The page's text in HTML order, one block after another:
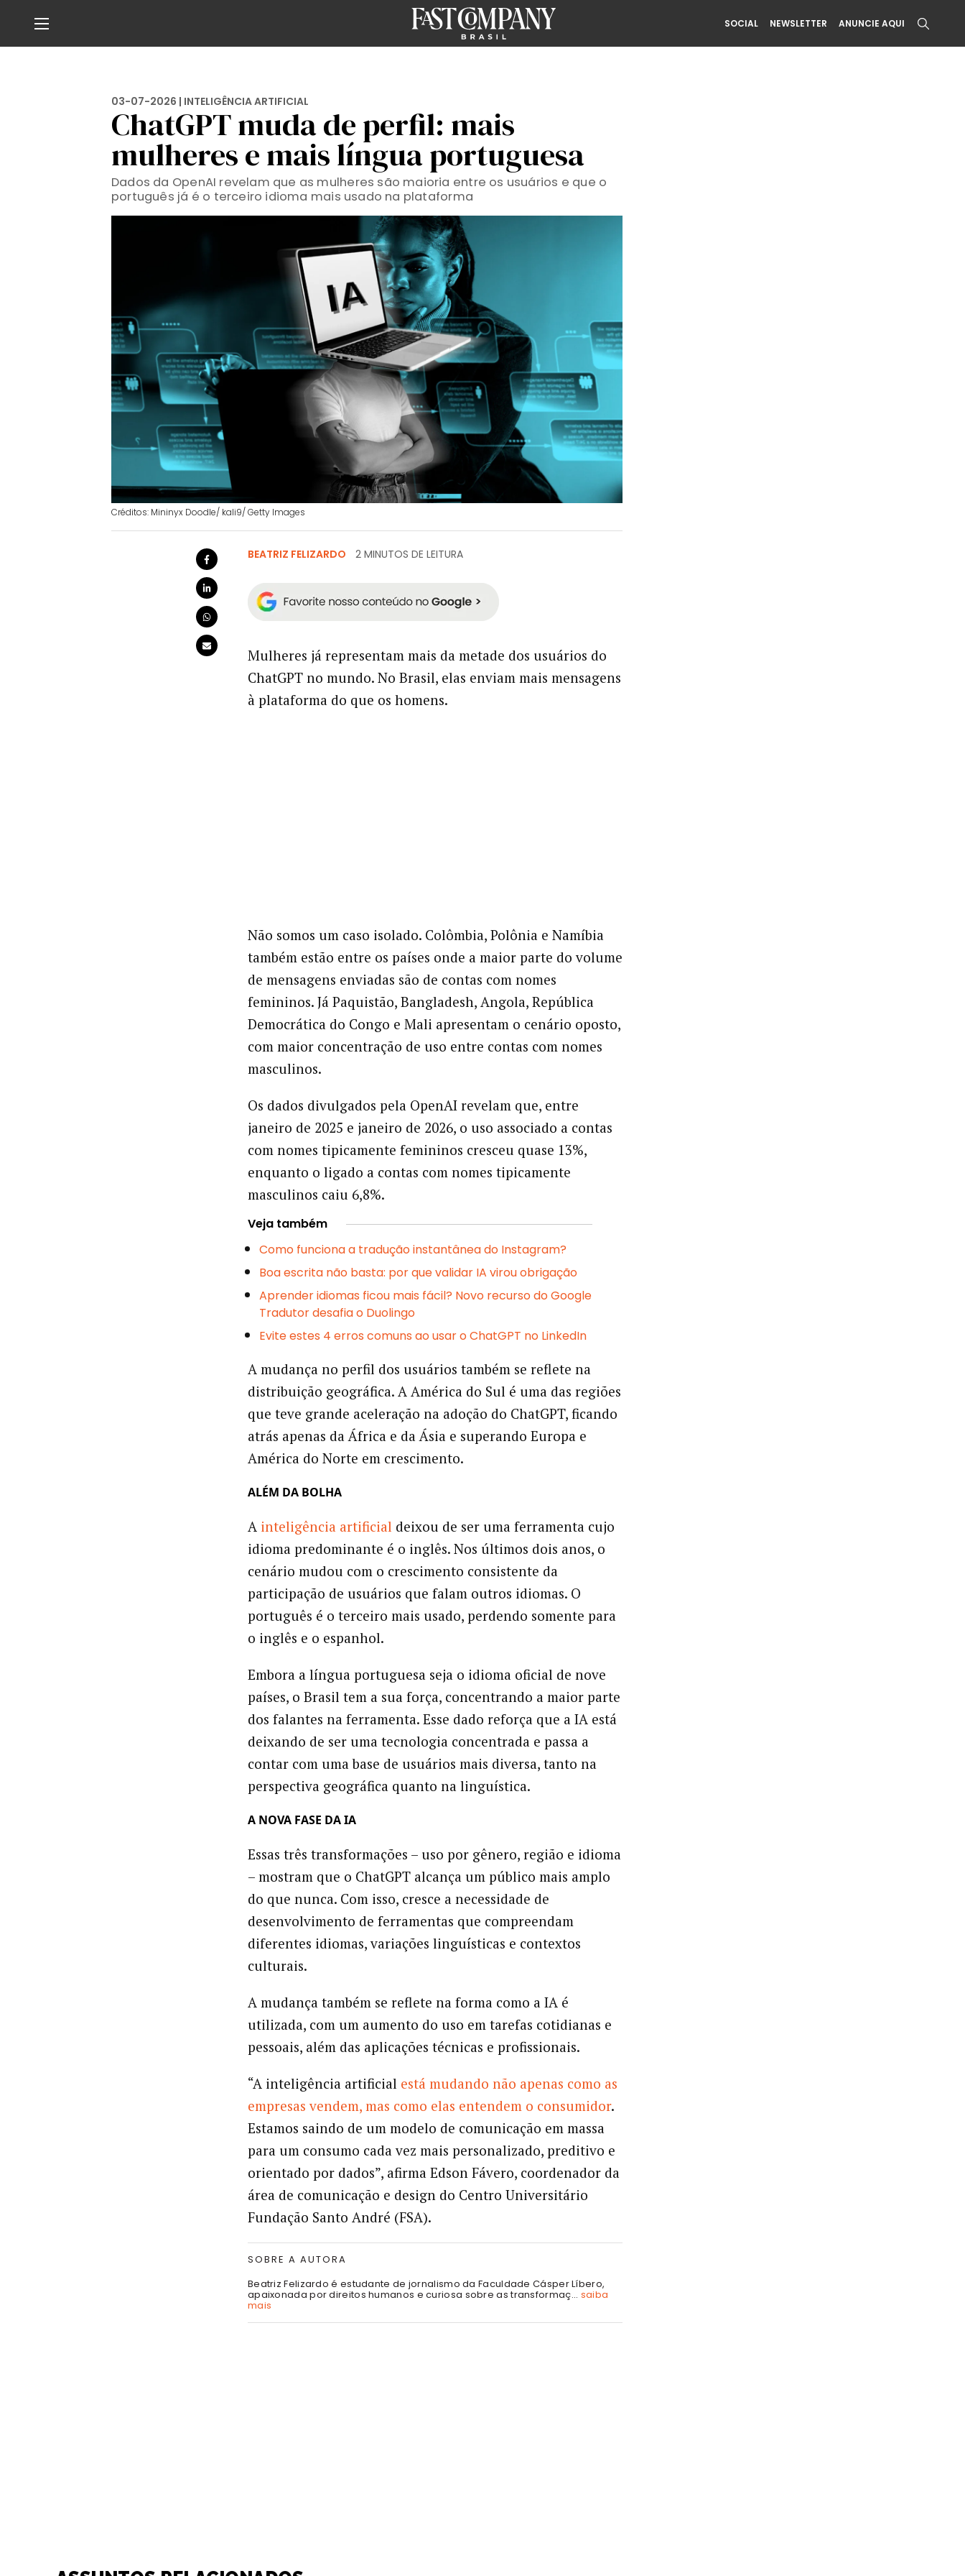
SOCIAL NEWSLETTER ANUNCIE AQUI
03-07-2026 | INTELIGÊNCIA ARTIFICIAL
ChatGPT muda de perfil: mais
mulheres e mais língua portuguesa
Dados da OpenAI revelam que as mulheres são maioria entre os usuários e que o
português já é o terceiro idioma mais usado na plataforma
Créditos: Mininyx Doodle/ kali9/ Getty Images
BEATRIZ FELIZARDO 2 MINUTOS DE LEITURA
Mulheres já representam mais da metade dos usuários do
ChatGPT no mundo. No Brasil, elas enviam mais mensagens
à plataforma do que os homens.
Não somos um caso isolado. Colômbia, Polônia e Namíbia
também estão entre os países onde a maior parte do volume
de mensagens enviadas são de contas com nomes
femininos. Já Paquistão, Bangladesh, Angola, República
Democrática do Congo e Mali apresentam o cenário oposto,
com maior concentração de uso entre contas com nomes
masculinos.
Os dados divulgados pela OpenAI revelam que, entre
janeiro de 2025 e janeiro de 2026, o uso associado a contas
com nomes tipicamente femininos cresceu quase 13%,
enquanto o ligado a contas com nomes tipicamente
masculinos caiu 6,8%.
Veja também
Como funciona a tradução instantânea do Instagram?
Boa escrita não basta: por que validar IA virou obrigação
Aprender idiomas ficou mais fácil? Novo recurso do Google
Tradutor desafia o Duolingo
Evite estes 4 erros comuns ao usar o ChatGPT no LinkedIn
A mudança no perfil dos usuários também se reflete na
distribuição geográfica. A América do Sul é uma das regiões
que teve grande aceleração na adoção do ChatGPT, ficando
atrás apenas da África e da Ásia e superando Europa e
América do Norte em crescimento.
ALÉM DA BOLHA
A inteligência artificial deixou de ser uma ferramenta cujo
idioma predominante é o inglês. Nos últimos dois anos, o
cenário mudou com o crescimento consistente da
participação de usuários que falam outros idiomas. O
português é o terceiro mais usado, perdendo somente para
o inglês e o espanhol.
Embora a língua portuguesa seja o idioma oficial de nove
países, o Brasil tem a sua força, concentrando a maior parte
dos falantes na ferramenta. Esse dado reforça que a IA está
deixando de ser uma tecnologia concentrada e passa a
contar com uma base de usuários mais diversa, tanto na
perspectiva geográfica quanto na linguística.
A NOVA FASE DA IA
Essas três transformações – uso por gênero, região e idioma
– mostram que o ChatGPT alcança um público mais amplo
do que nunca. Com isso, cresce a necessidade de
desenvolvimento de ferramentas que compreendam
diferentes idiomas, variações linguísticas e contextos
culturais.
A mudança também se reflete na forma como a IA é
utilizada, com um aumento do uso em tarefas cotidianas e
pessoais, além das aplicações técnicas e profissionais.
“A inteligência artificial está mudando não apenas como as
empresas vendem, mas como elas entendem o consumidor.
Estamos saindo de um modelo de comunicação em massa
para um consumo cada vez mais personalizado, preditivo e
orientado por dados”, afirma Edson Fávero, coordenador da
área de comunicação e design do Centro Universitário
Fundação Santo André (FSA).
SOBRE A AUTORA
Beatriz Felizardo é estudante de jornalismo da Faculdade Cásper Líbero,
apaixonada por direitos humanos e curiosa sobre as transformaç... saiba
mais